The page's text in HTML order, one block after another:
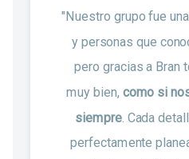
"Nuestro grupo fue
y personas que
pero gracias a Bran
muy bien, como si
siempre. Cada
perfectamente